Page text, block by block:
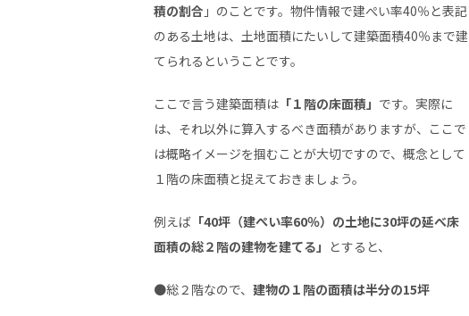
積の割合 」のことです。物件情報で建ぺい率40％と表記
のある土地は、土地面積にたいして建築面積40％まで建
てられるということです。
ここで言う建築面積は 「１階の床面積」 です。実際に
は、それ以外に算入するべき面積がありますが、ここで
は概略イメージを掴むことが大切ですので、概念として
１階の床面積と捉えておきましょう。
例えば 「40坪（建ぺい率60％）の土地に30坪の延べ床
面積の総２階の建物を建てる」 とすると、
●総２階なので、 建物の１階の面積は半分の15坪